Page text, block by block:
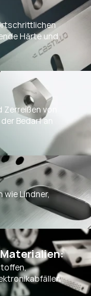
Härte und
von
Bedarf an
wie Lindner,